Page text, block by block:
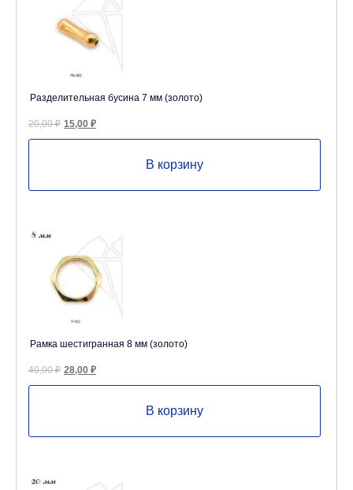
Разделительная бусина 7 мм (золото)
20,00₽ Первоначальная
15,00 ₽Текущая
В корзину
Рамка шестигранная 8 мм (золото)
40,00₽ Первоначальная
28,00 ₽Текущая
В корзину